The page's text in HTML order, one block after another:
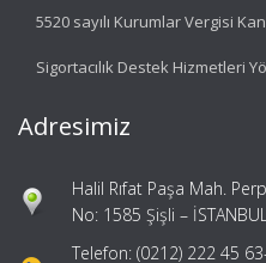
5520 sayılı Kurumlar Vergisi
Sigortacılık Destek Hizmetleri
Adresimiz
Halil Rıfat Paşa Mah.
No: 1585 Şişli – İSTANBUL
Telefon: (0212) 222 45